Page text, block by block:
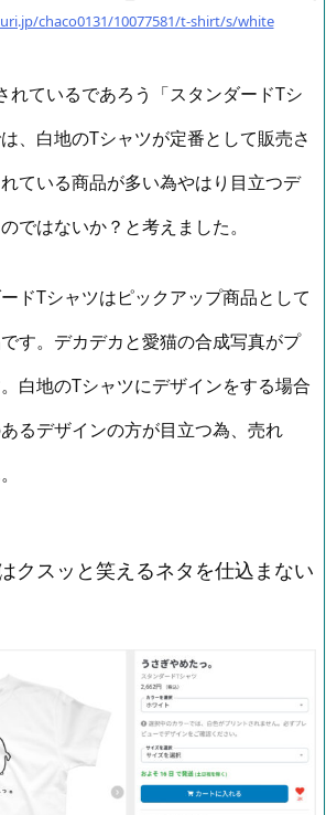
chaco0131/10077581/t-shirt/s/white
れているであろう「スタンダードTシ
、白地のTシャツが定番として販売さ
ている商品が多い為やはり目立つデ
ではないか？と考えました。
ドTシャツはピックアップ商品として
す。デカデカと愛猫の合成写真がプ
白地のTシャツにデザインをする場合
るデザインの方が目立つ為、売れ
クスッと笑えるネタを仕込まない